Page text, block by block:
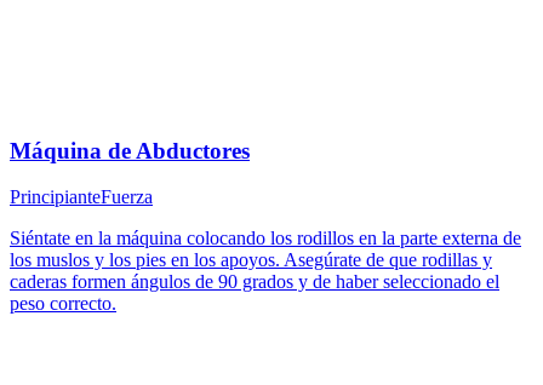
Máquina de Abductores
PrincipianteFuerza
Siéntate en la máquina colocando los rodillos en la parte externa de
los muslos y los pies en los apoyos. Asegúrate de que rodillas y
caderas formen ángulos de 90 grados y de haber seleccionado el
peso correcto.